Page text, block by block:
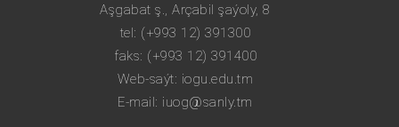
Aşgabat ş., Arçabil şaýoly, 8
tel: (+993 12) 391300
faks: (+993 12) 391400
Web-saýt: iogu.edu.tm
E-mail: iuog@sanly.tm